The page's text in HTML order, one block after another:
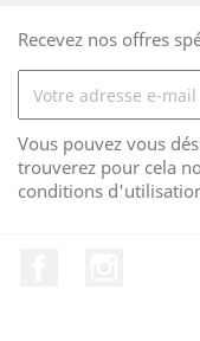
Recevez nos offres
Vous pouvez vous
trouverez pour cela
conditions